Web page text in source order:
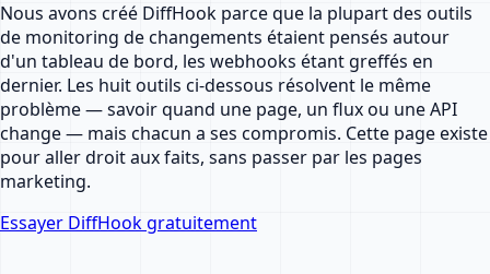
Nous avons créé DiffHook parce que la plupart des outils
de monitoring de changements étaient pensés autour
d'un tableau de bord, les webhooks étant greffés en
dernier. Les huit outils ci-dessous résolvent le même
problème — savoir quand une page, un flux ou une API
change — mais chacun a ses compromis. Cette page existe
pour aller droit aux faits, sans passer par les pages
marketing.
Essayer DiffHook gratuitement